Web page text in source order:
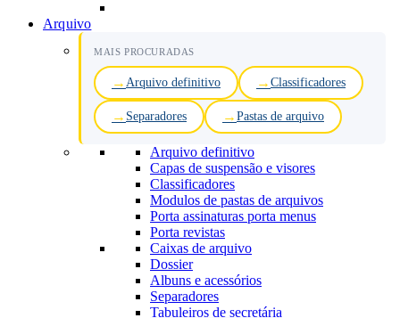
Arquivo
MAIS PROCURADAS
Arquivo definitivo Classificadores
Separadores Pastas de arquivo
Arquivo definitivo
Capas de suspensão e visores
Classificadores
Modulos de pastas de arquivos
Porta assinaturas porta menus
Porta revistas
Caixas de arquivo
Dossier
Albuns e acessórios
Separadores
Tabuleiros de secretária